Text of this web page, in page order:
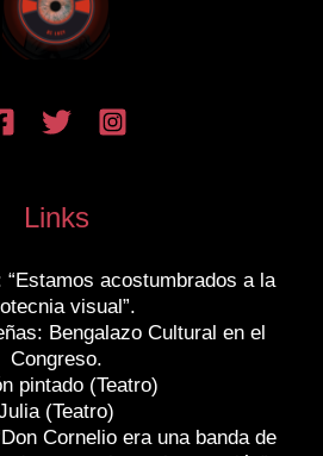
Links
“Estamos acostumbrados a la
visual”.
Bengalazo Cultural en el
Congreso.
pintado (Teatro)
(Teatro)
Cornelio era una banda de